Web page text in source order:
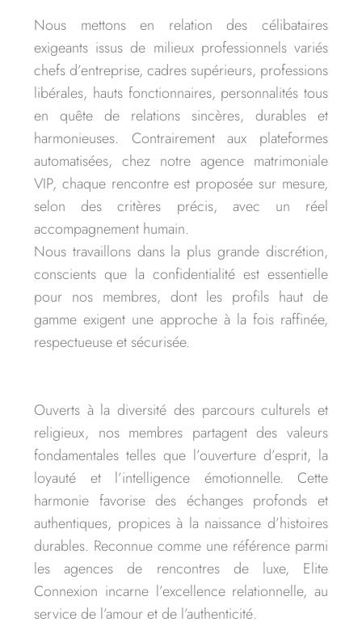
Nous mettons en relation des célibataires
exigeants issus de milieux professionnels variés
chefs d’entreprise, cadres supérieurs, professions
libérales, hauts fonctionnaires, personnalités tous
en quête de relations sincères, durables et
harmonieuses. Contrairement aux plateformes
automatisées, chez notre agence matrimoniale
VIP, chaque rencontre est proposée sur mesure,
selon des critères précis, avec un réel
accompagnement humain.
Nous travaillons dans la plus grande discrétion,
conscients que la confidentialité est essentielle
pour nos membres, dont les profils haut de
gamme exigent une approche à la fois raffinée,
respectueuse et sécurisée.
Ouverts à la diversité des parcours culturels et
religieux, nos membres partagent des valeurs
fondamentales telles que l’ouverture d’esprit, la
loyauté et l’intelligence émotionnelle. Cette
harmonie favorise des échanges profonds et
authentiques, propices à la naissance d’histoires
durables. Reconnue comme une référence parmi
les agences de rencontres de luxe, Elite
Connexion incarne l’excellence relationnelle, au
service de l’amour et de l’authenticité.